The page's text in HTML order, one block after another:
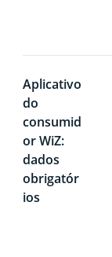
Aplicativo
do
consumid
or WiZ:
dados
obrigatór
ios